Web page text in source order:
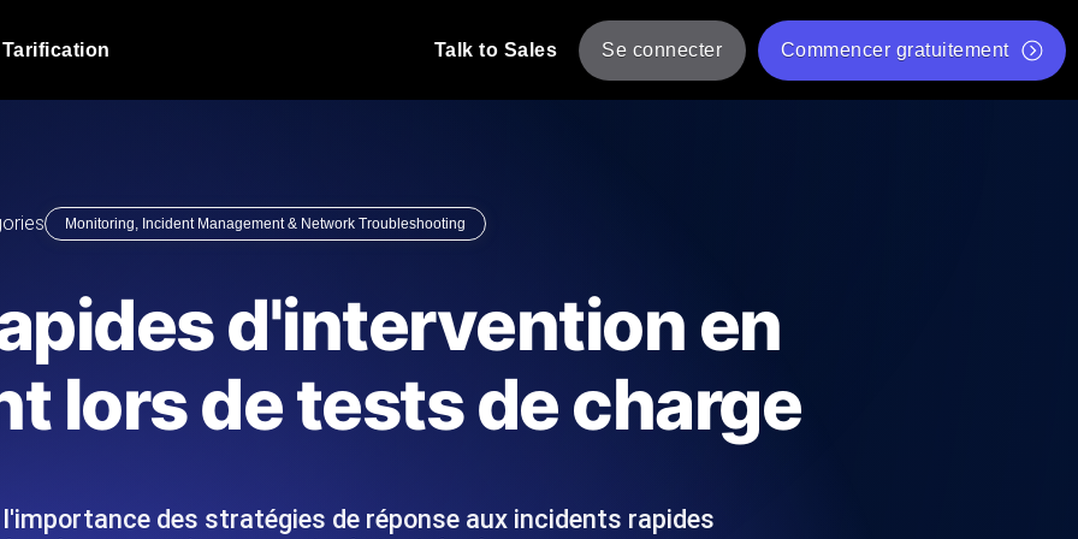
stack technologique.
écrivons les scripts JMeter
et livrons le rapport.
Sondes always-on d'uptime et de performance depuis 25+
emplacements. Détectez les pannes avant vos utilisateurs.
du site Web Surveillez vos APIs
Blog produit
Blog technique
En savoir plus sur le blog
En savoir plus sur le blog
Outil de validation de script de test JMeter gratuit
Vérificateur de statut d'API
Liste d'Outils Web Gratuits
Tarification Talk to Sales Se connecter Commencer gratuitement
Monitoring, Incident Management & Network Troubleshooting
d'intervention en
lors de tests de charge
des stratégies de réponse aux incidents rapides